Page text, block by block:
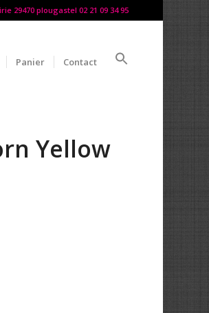
29470 plougastel 02 21 09 34 95
Panier Contact
Yellow